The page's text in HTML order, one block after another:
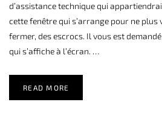
d’assistance technique qui
cette fenêtre qui s’arrange pour ne plus
fermer, des escrocs. Il vous est
qui s’affiche à l’écran. …
READ MORE